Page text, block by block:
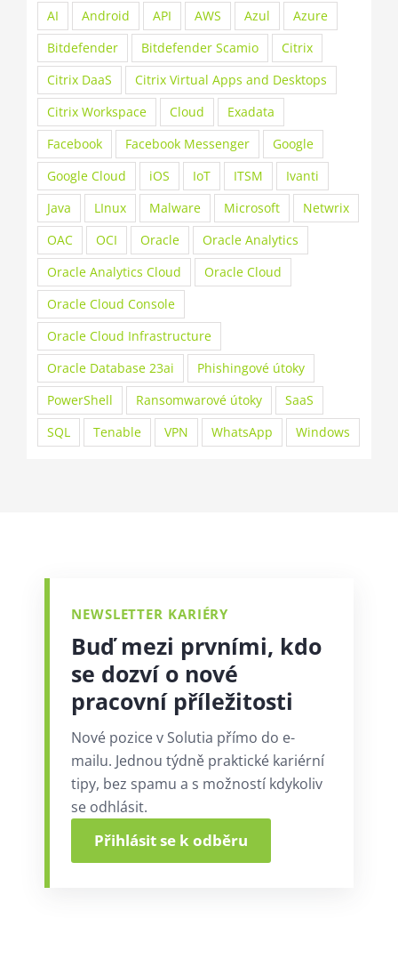
AI Android API AWS Azul
Azure
Bitdefender
Bitdefender Scamio
Citrix
Citrix DaaS
Citrix Virtual Apps and Desktops
Citrix Workspace
Cloud
Exadata
Facebook
Facebook Messenger
Google
Google Cloud
iOS IoT ITSM
Ivanti
Java
LInux Malware Microsoft
Netwrix
OAC
OCI Oracle
Oracle Analytics
Oracle Analytics Cloud
Oracle Cloud
Oracle Cloud Console
Oracle Cloud Infrastructure
Oracle Database 23ai
Phishingové útoky
PowerShell
Ransomwarové útoky
SaaS
SQL
Tenable VPN WhatsApp Windows
NEWSLETTER KARIÉRY
Buď mezi prvními, kdo
se dozví o nové
pracovní příležitosti
Nové pozice v Solutia přímo do e-
mailu. Jednou týdně praktické kariérní
tipy, bez spamu a s možností kdykoliv
se odhlásit.
Přihlásit se k odběru